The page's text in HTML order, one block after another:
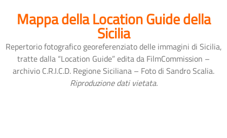
Mappa della Location Guide della
Sicilia
Repertorio fotografico georeferenziato delle immagini di Sicilia,
tratte dalla “Location Guide” edita da FilmCommission –
archivio C.R.I.C.D. Regione Siciliana – Foto di Sandro Scalia.
Riproduzione dati vietata.